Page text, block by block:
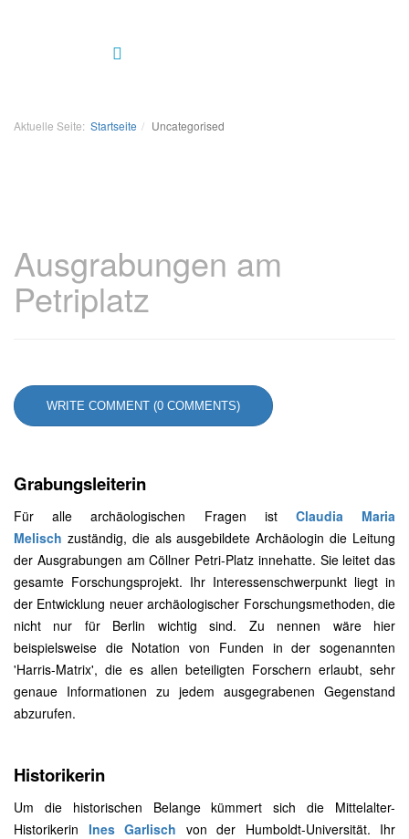
Aktuelle Seite: Startseite Uncategorised
Ausgrabungen am
Petriplatz
WRITE COMMENT (0 COMMENTS)
Grabungsleiterin
Für alle archäologischen Fragen ist Claudia Maria
Melisch zuständig, die als ausgebildete Archäologin die Leitung
der Ausgrabungen am Cöllner Petri-Platz innehatte. Sie leitet das
gesamte Forschungsprojekt. Ihr Interessenschwerpunkt liegt in
der Entwicklung neuer archäologischer Forschungsmethoden, die
nicht nur für Berlin wichtig sind. Zu nennen wäre hier
beispielsweise die Notation von Funden in der sogenannten
'Harris-Matrix', die es allen beteiligten Forschern erlaubt, sehr
genaue Informationen zu jedem ausgegrabenen Gegenstand
abzurufen.
Historikerin
Um die historischen Belange kümmert sich die Mittelalter-
Historikerin Ines Garlisch von der Humboldt-Universität. Ihr